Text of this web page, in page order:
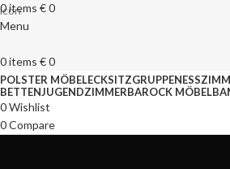
0items €0
Menu
0items €0
POLSTER MÖBELECKSITZGRUPPEN
BETTENJUGENDZIMMERBAROCK MÖBEL
0Wishlist
0Compare